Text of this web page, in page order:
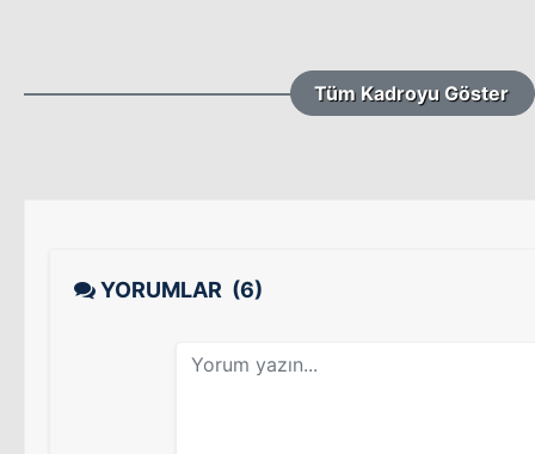
Tüm Kadroyu Göster
YORUMLAR (6)